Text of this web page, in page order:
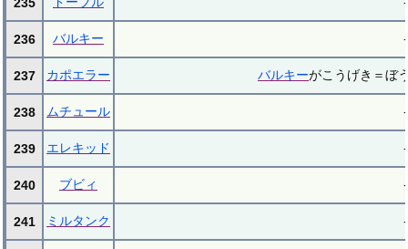
236 バルキー -
237 カポエラー バルキーがこうげき＝ぼ
238 ムチュール -
239 エレキッド -
240 ブビィ -
241 ミルタンク -